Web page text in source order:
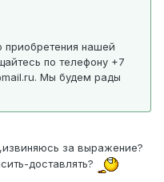
нашей
по телефону +7
Мы будем рады
за выражение?
доставлять?